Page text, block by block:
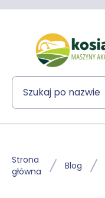
Strona
główna
Blog